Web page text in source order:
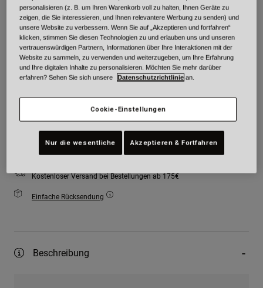
ausgewählt
Größe Größentabelle
XS S M L XL
Kostenloser Versand bei Bestellungen ab 175€
Einfache Rücksendung
Beschreibung
personalisieren (z. B. um Ihren Warenkorb voll zu halten, Ihnen Geräte zu
zeigen, die Sie interessieren, und Ihnen relevantere Werbung zu senden) und
unsere Website zu verbessern. Wenn Sie auf „Akzeptieren und fortfahren“
klicken, stimmen Sie diesen Technologien zu und erlauben uns und unseren
vertrauenswürdigen Partnern, Informationen über Ihre Interaktionen mit der
Website zu sammeln, zu verwenden und weiterzugeben, um Ihre Erfahrung
und Ihre digitalen Inhalte zu personalisieren. Möchten Sie mehr darüber
erfahren? Sehen Sie sich unsere
Datenschutzrichtlinie an.
Cookie-Einstellungen
Nur die wesentliche Akzeptieren & Fortfahren